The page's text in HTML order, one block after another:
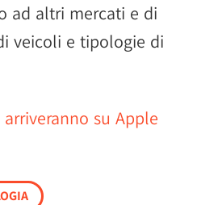
ad altri mercati e di
veicoli e tipologie di
su Apple